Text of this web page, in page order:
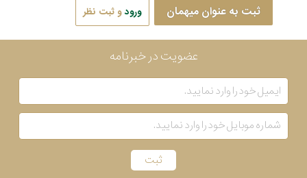
ثبت به عنوان میهمان ورودو ثبت نظر
عضویت در خبرنامه